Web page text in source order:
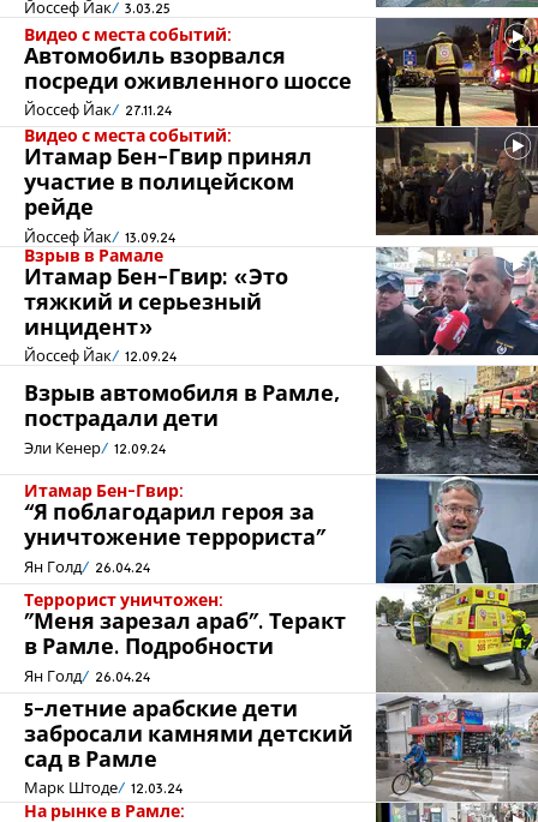
Йоссеф Йак 3.03.25
Видео с места событий:
Автомобиль взорвался
посреди оживленного шоссе
Йоссеф Йак 27.11.24
Видео с места событий:
Итамар Бен-Гвир принял
участие в полицейском
рейде
Йоссеф Йак 13.09.24
Взрыв в Рамале
Итамар Бен-Гвир: «Это
тяжкий и серьезный
инцидент»
Йоссеф Йак 12.09.24
Взрыв автомобиля в Рамле,
пострадали дети
Эли Кенер 12.09.24
Итамар Бен-Гвир:
“Я поблагодарил героя за
уничтожение террориста”
Ян Голд 26.04.24
Террорист уничтожен:
"Меня зарезал араб". Теракт
в Рамле. Подробности
Ян Голд 26.04.24
5-летние арабские дети
забросали камнями детский
сад в Рамле
Марк Штоде 12.03.24
На рынке в Рамле: